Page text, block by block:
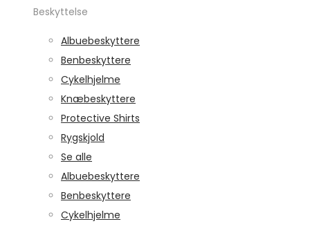
Beskyttelse
Albuebeskyttere
Benbeskyttere
Cykelhjelme
Knæbeskyttere
Protective Shirts
Rygskjold
Se alle
Albuebeskyttere
Benbeskyttere
Cykelhjelme